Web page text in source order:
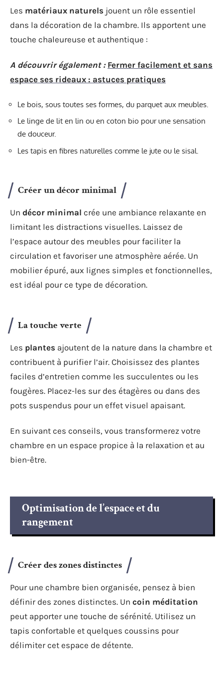
Les matériaux naturels jouent un rôle essentiel
dans la décoration de la chambre. Ils apportent une
touche chaleureuse et authentique :
A découvrir également : Fermer facilement et sans
espace ses rideaux : astuces pratiques
Le bois, sous toutes ses formes, du parquet aux meubles.
Le linge de lit en lin ou en coton bio pour une sensation
de douceur.
Les tapis en fibres naturelles comme le jute ou le sisal.
Créer un décor minimal
Un décor minimal crée une ambiance relaxante en
limitant les distractions visuelles. Laissez de
l’espace autour des meubles pour faciliter la
circulation et favoriser une atmosphère aérée. Un
mobilier épuré, aux lignes simples et fonctionnelles,
est idéal pour ce type de décoration.
La touche verte
Les plantes ajoutent de la nature dans la chambre et
contribuent à purifier l’air. Choisissez des plantes
faciles d’entretien comme les succulentes ou les
fougères. Placez-les sur des étagères ou dans des
pots suspendus pour un effet visuel apaisant.
En suivant ces conseils, vous transformerez votre
chambre en un espace propice à la relaxation et au
bien-être.
Optimisation de l’espace et du
rangement
Créer des zones distinctes
Pour une chambre bien organisée, pensez à bien
définir des zones distinctes. Un coin méditation
peut apporter une touche de sérénité. Utilisez un
tapis confortable et quelques coussins pour
délimiter cet espace de détente.